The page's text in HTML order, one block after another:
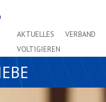
AKTUELLES VERBAND
VOLTIGIEREN